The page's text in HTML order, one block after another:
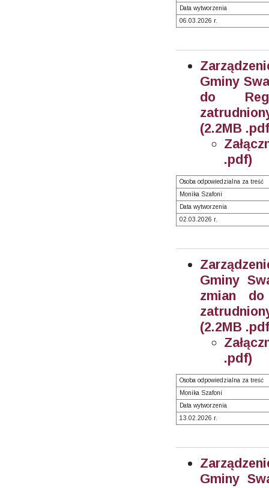
Data wytworzenia
06.03.2026 r.
Gminy
do
(2.2MB
.pdf)
Osoba odpowiedzialna za treść
Monika Szafoni
Data wytworzenia
02.03.2026 r.
Gminy
zmian do
(2.2MB
.pdf)
Osoba odpowiedzialna za treść
Monika Szafoni
Data wytworzenia
13.02.2026 r.
Gminy